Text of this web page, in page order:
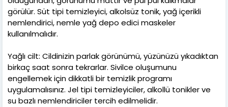
görülür. Süt tipi temizleyici, alkolsüz tonik, yağ içerikli
nemlendirici, nemle yağ depo edici maskeler
kullanılmalıdır.
Yağlı cilt: Cildinizin parlak görünümü, yüzünüzü yıkadıktan
birkaç saat sonra tekrarlar. Sivilce oluşumunu
engellemek için dikkatli bir temizlik programı
uygulamalısınız. Jel tipi temizleyiciler, alkollü tonikler ve
su bazlı nemlendiriciler tercih edilmelidir.